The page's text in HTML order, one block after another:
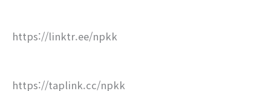
https://linktr.ee/npkk
https://taplink.cc/npkk